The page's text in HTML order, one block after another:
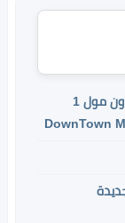
تفاصيل عن خطط السداد والدفع في داون تاون مول 1
الجديدة